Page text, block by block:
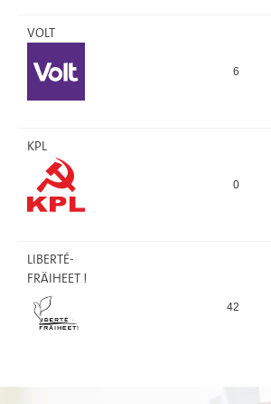
VOLT
6
KPL
0
LIBERTÉ-
FRÄIHEET !
42